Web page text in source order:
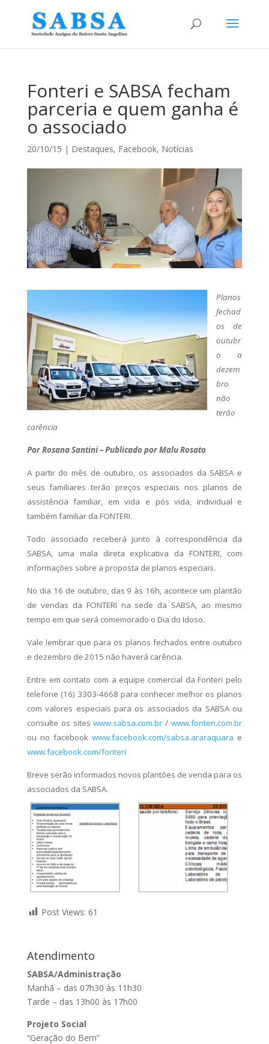
Fonteri e SABSA fecham
parceria e quem ganha é
o associado
20/10/15 | Destaques, Facebook, Notícias
Planos
fechad
os de
outubr
o a
dezem
bro
não
terão
carência
Por Rosana Santini – Publicado por Malu Rosato
A partir do mês de outubro, os associados da SABSA e
seus familiares terão preços especiais nos planos de
assistência familiar, em vida e pós vida, individual e
também familiar da FONTERI.
Todo associado receberá junto à correspondência da
SABSA, uma mala direta explicativa da FONTERI, com
informações sobre a proposta de planos especiais.
No dia 16 de outubro, das 9 às 16h, acontece um plantão
de vendas da FONTERI na sede da SABSA, ao mesmo
tempo em que será comemorado o Dia do Idoso.
Vale lembrar que para os planos fechados entre outubro
e dezembro de 2015 não haverá carência.
Entre em contato com a equipe comercial da Fonteri pelo
telefone (16) 3303-4668 para conhecer melhor os planos
com valores especiais para os associados da SABSA ou
consulte os siteswww.sabsa.com.br /www.fonteri.com.br
ou no facebookwww.facebook.com/sabsa.araraquara e
www.facebook.com/fonteri
Breve serão informados novos plantões de venda para os
associados da SABSA.
Post Views: 61
Atendimento
SABSA/Administração
Manhã – das 07h30 às 11h30
Tarde – das 13h00 às 17h00
Projeto Social
“Geração do Bem”